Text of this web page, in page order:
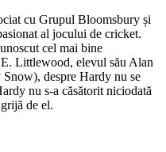
cu Grupul Bloomsbury și
al jocului de cricket.
cel mai bine
Littlewood, elevul său Alan
despre Hardy nu se
nu s-a căsătorit niciodată
de el.